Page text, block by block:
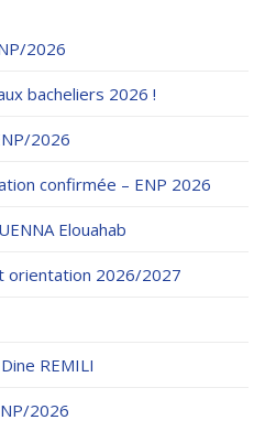
Pédagogiques
assurées
Stages
œuvres Sociales
2026
bacheliers 2026 !
2026
confirmée – ENP 2026
Elouahab
orientation 2026/2027
REMILI
2026